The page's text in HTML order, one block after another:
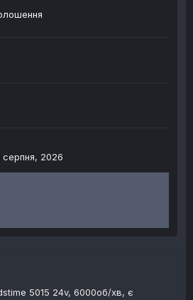
серпня, 2026
5015 24v, 6000об/хв, є